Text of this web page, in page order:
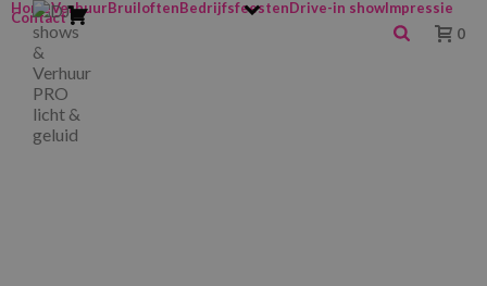
HomeVerhuurBruiloftenBedrijfsfeestenDrive-in showImpressie
Contact
0